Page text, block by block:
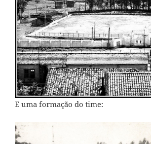
E uma formação do time: